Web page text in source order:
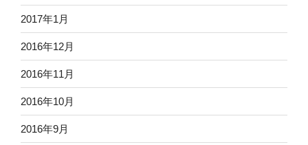
2017年1月
2016年12月
2016年11月
2016年10月
2016年9月